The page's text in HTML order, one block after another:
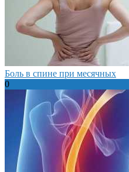
Боль в спине при месячных
0